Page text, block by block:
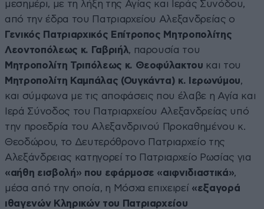
μεσημέρι, με τη λήξη της Αγίας και Ιεράς Συνόδου,
από την έδρα του Πατριαρχείου Αλεξανδρείας ο
Γενικός Πατριαρχικός Επίτροπος Μητροπολίτης
Λεοντοπόλεως κ. Γαβριήλ, παρουσία του
Μητροπολίτη Τριπόλεως κ. Θεοφύλακτου και του
Μητροπολίτη Καμπάλας (Ουγκάντα) κ. Ιερωνύμου,
και σύμφωνα με τις αποφάσεις που έλαβε η Αγία και
Ιερά Σύνοδος του Πατριαρχείου Αλεξανδρείας υπό
την προεδρία του Αλεξανδρινού Προκαθημένου κ.
Θεοδώρου, το Δευτερόθρονο Πατριαρχείο της
Αλεξάνδρειας κατηγορεί το Πατριαρχείο Ρωσίας για
«αήθη εισβολή» που εφάρμοσε «αιφνιδιαστικά»,
μέσα από την οποία, η Μόσχα επιχειρεί «εξαγορά
ιθαγενών Κληρικών του Πατριαρχείου